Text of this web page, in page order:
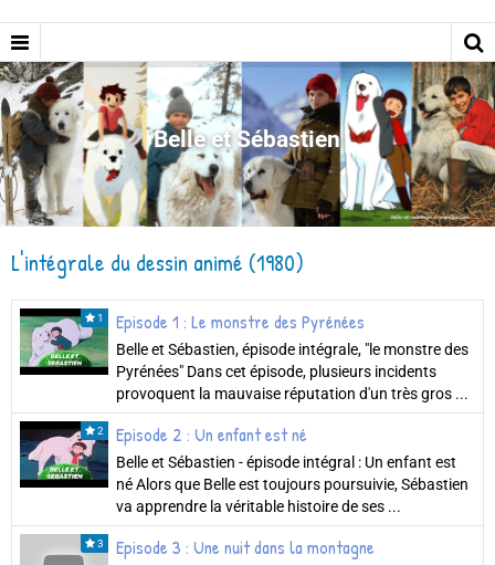
Belle et Sébastien
L'intégrale du dessin animé (1980)
1 Episode 1 : Le monstre des Pyrénées
Belle et Sébastien, épisode intégrale, "le monstre des
Pyrénées" Dans cet épisode, plusieurs incidents
provoquent la mauvaise réputation d'un très gros ...
2 Episode 2 : Un enfant est né
Belle et Sébastien - épisode intégral : Un enfant est
né Alors que Belle est toujours poursuivie, Sébastien
va apprendre la véritable histoire de ses ...
3 Episode 3 : Une nuit dans la montagne